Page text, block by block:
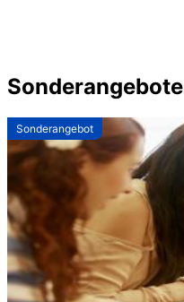
Sonderangebote
Sonderangebot